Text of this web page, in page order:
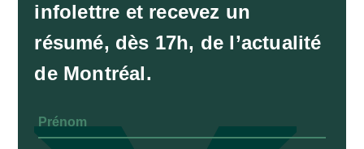
infolettre et recevez un
résumé, dès 17h, de l’actualité
de Montréal.